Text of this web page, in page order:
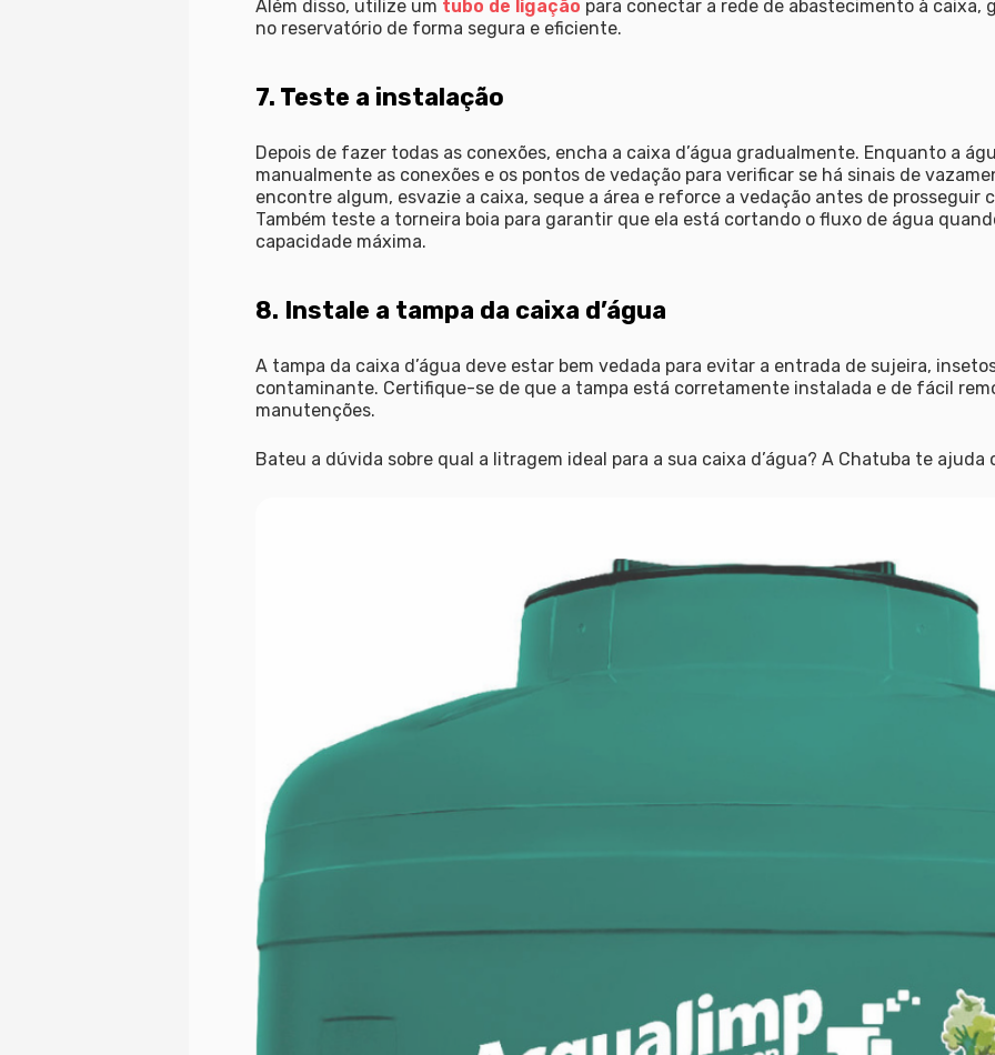
Além disso, utilize um tubo de ligação para conectar a rede de abastecimento à caixa,
no reservatório de forma segura e eficiente.
7. Teste a instalação
Depois de fazer todas as conexões, encha a caixa d’água gradualmente. Enquanto a
manualmente as conexões e os pontos de vedação para verificar se há sinais de
encontre algum, esvazie a caixa, seque a área e reforce a vedação antes de prosseguir
Também teste a torneira boia para garantir que ela está cortando o fluxo de água
capacidade máxima.
8. Instale a tampa da caixa d’água
A tampa da caixa d’água deve estar bem vedada para evitar a entrada de sujeira,
contaminante. Certifique-se de que a tampa está corretamente instalada e de fácil
manutenções.
Bateu a dúvida sobre qual a litragem ideal para a sua caixa d’água? A Chatuba te